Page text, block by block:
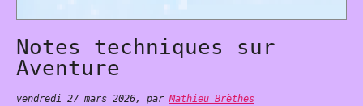
Notes techniques sur
Aventure
vendredi 27 mars 2026, parMathieu Brèthes